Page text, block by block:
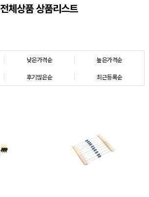
전체상품 상품리스트
낮은가격순 높은가격순
후기많은순 최근등록순